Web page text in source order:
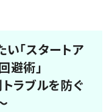
「スタートア
避術」
ラブルを防ぐ